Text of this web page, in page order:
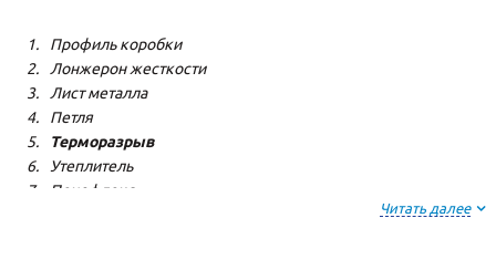
Профиль коробки
Лонжерон жесткости
Лист металла
Петля
Терморазрыв
Утеплитель
Пенофлекс
Читать далее